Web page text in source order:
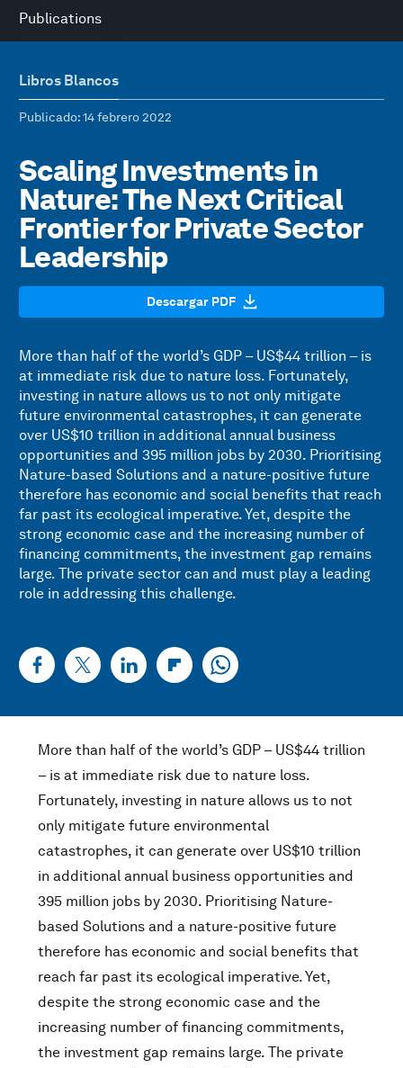
Publications
Libros Blancos
Publicado: 14 febrero 2022
Scaling Investments in
Nature: The Next Critical
Frontier for Private Sector
Leadership
Descargar PDF
More than half of the world’s GDP – US$44 trillion – is
at immediate risk due to nature loss. Fortunately,
investing in nature allows us to not only mitigate
future environmental catastrophes, it can generate
over US$10 trillion in additional annual business
opportunities and 395 million jobs by 2030. Prioritising
Nature-based Solutions and a nature-positive future
therefore has economic and social benefits that reach
far past its ecological imperative. Yet, despite the
strong economic case and the increasing number of
financing commitments, the investment gap remains
large. The private sector can and must play a leading
role in addressing this challenge.
More than half of the world’s GDP – US$44 trillion
– is at immediate risk due to nature loss.
Fortunately, investing in nature allows us to not
only mitigate future environmental
catastrophes, it can generate over US$10 trillion
in additional annual business opportunities and
395 million jobs by 2030. Prioritising Nature-
based Solutions and a nature-positive future
therefore has economic and social benefits that
reach far past its ecological imperative. Yet,
despite the strong economic case and the
increasing number of financing commitments,
the investment gap remains large. The private